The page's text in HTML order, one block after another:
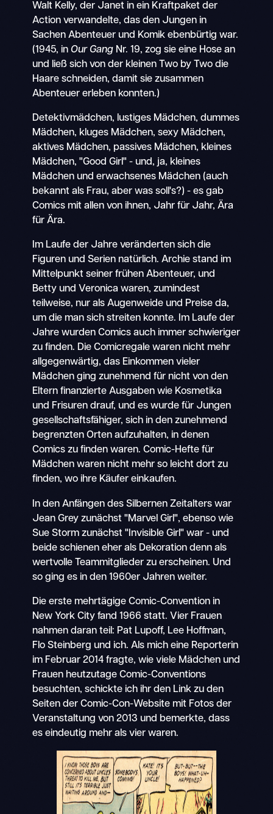
Walt Kelly, der Janet in ein Kraftpaket der
Action verwandelte, das den Jungen in
Sachen Abenteuer und Komik ebenbürtig war.
(1945, in Our GangNr. 19, zog sie eine Hose an
und ließ sich von der kleinen Two by Two die
Haare schneiden, damit sie zusammen
Abenteuer erleben konnten.)
Detektivmädchen, lustiges Mädchen, dummes
Mädchen, kluges Mädchen, sexy Mädchen,
aktives Mädchen, passives Mädchen, kleines
Mädchen, "Good Girl" - und, ja, kleines
Mädchen und erwachsenes Mädchen (auch
bekannt als Frau, aber was soll's?) - es gab
Comics mit allen von ihnen, Jahr für Jahr, Ära
für Ära.
Im Laufe der Jahre veränderten sich die
Figuren und Serien natürlich. Archie stand im
Mittelpunkt seiner frühen Abenteuer, und
Betty und Veronica waren, zumindest
teilweise, nur als Augenweide und Preise da,
um die man sich streiten konnte. Im Laufe der
Jahre wurden Comics auch immer schwieriger
zu finden. Die Comicregale waren nicht mehr
allgegenwärtig, das Einkommen vieler
Mädchen ging zunehmend für nicht von den
Eltern finanzierte Ausgaben wie Kosmetika
und Frisuren drauf, und es wurde für Jungen
gesellschaftsfähiger, sich in den zunehmend
begrenzten Orten aufzuhalten, in denen
Comics zu finden waren. Comic-Hefte für
Mädchen waren nicht mehr so leicht dort zu
finden, wo ihre Käufer einkaufen.
In den Anfängen des Silbernen Zeitalters war
Jean Grey zunächst "Marvel Girl", ebenso wie
Sue Storm zunächst "Invisible Girl" war - und
beide schienen eher als Dekoration denn als
wertvolle Teammitglieder zu erscheinen. Und
so ging es in den 1960er Jahren weiter.
Die erste mehrtägige Comic-Convention in
New York City fand 1966 statt. Vier Frauen
nahmen daran teil: Pat Lupoff, Lee Hoffman,
Flo Steinberg und ich. Als mich eine Reporterin
im Februar 2014 fragte, wie viele Mädchen und
Frauen heutzutage Comic-Conventions
besuchten, schickte ich ihr den Link zu den
Seiten der Comic-Con-Website mit Fotos der
Veranstaltung von 2013 und bemerkte, dass
es eindeutig mehr als vier waren.